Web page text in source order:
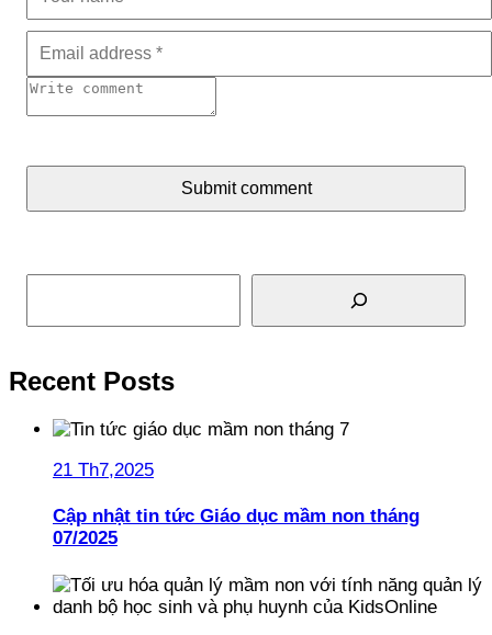
Submit comment
Tìm kiếm
Recent Posts
21 Th7,2025
Cập nhật tin tức Giáo dục mầm non tháng
07/2025